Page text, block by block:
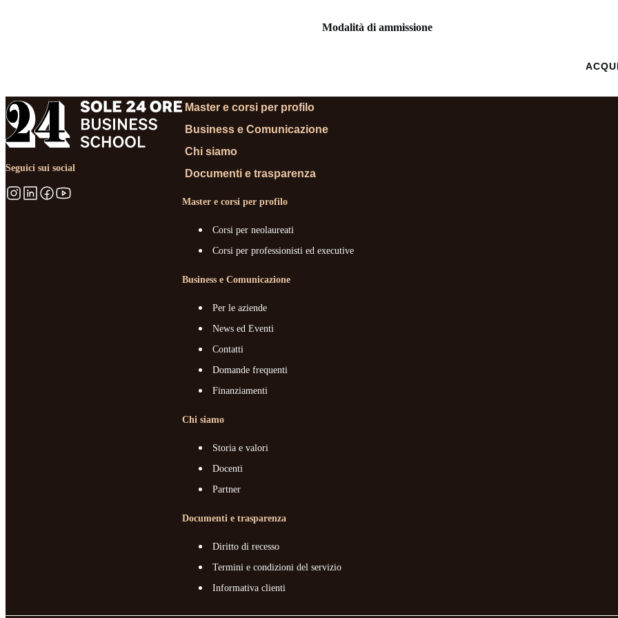
Modalità di ammissione
Seguici sui social
Master e corsi per profilo
Business e Comunicazione
Chi siamo
Documenti e trasparenza
Master e corsi per profilo
Corsi per neolaureati
Corsi per professionisti ed executive
Business e Comunicazione
Per le aziende
News ed Eventi
Contatti
Domande frequenti
Finanziamenti
Chi siamo
Storia e valori
Docenti
Partner
Documenti e trasparenza
Diritto di recesso
Termini e condizioni del servizio
Informativa clienti